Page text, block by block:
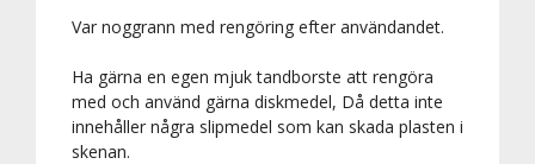
Var noggrann med rengöring efter användandet.
Ha gärna en egen mjuk tandborste att rengöra
med och använd gärna diskmedel, Då detta inte
innehåller några slipmedel som kan skada plasten i
skenan.